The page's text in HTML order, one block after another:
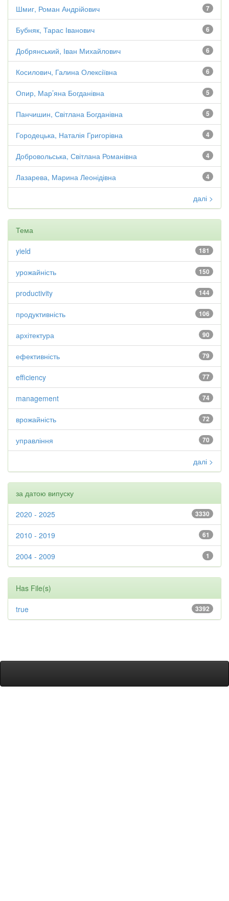
7
Шмиг, Роман Андрійович
6
Бубняк, Тарас Іванович
6
Добрянський, Іван Михайлович
6
Косилович, Галина Олексіївна
5
Опир, Мар’яна Богданівна
5
Панчишин, Світлана Богданівна
4
Городецька, Наталія Григорівна
4
Добровольська, Світлана Романівна
4
Лазарева, Марина Леонідівна
далі >
Тема
181
yield
150
урожайність
144
productivity
106
продуктивність
90
архітектура
79
ефективність
77
efficiency
74
management
72
врожайність
70
управління
далі >
за датою випуску
3330
2020 - 2025
61
2010 - 2019
1
2004 - 2009
Has File(s)
3392
true